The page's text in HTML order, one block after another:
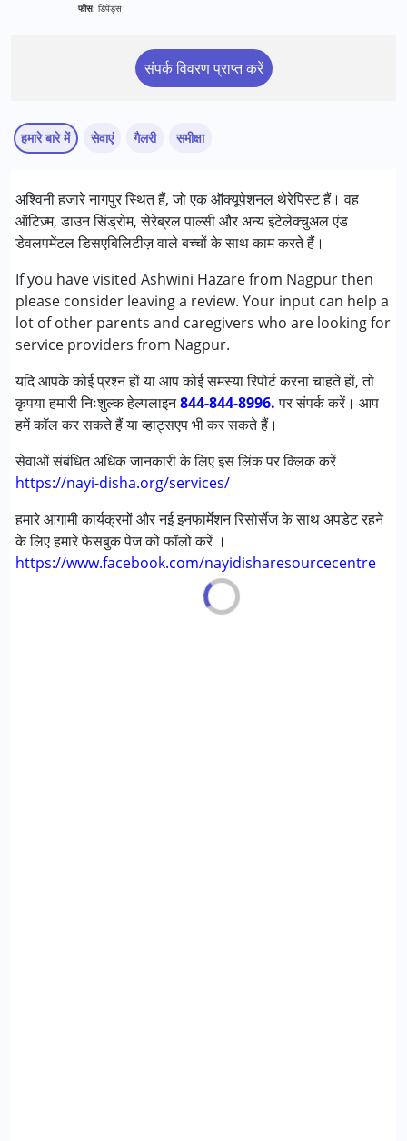
फीस: डिपेंड्स
संपर्क विवरण प्राप्त करें
हमारे बारे में
अश्विनी हजारे नागपुर स्थित हैं, जो एक ऑक्यूपेशनल थेरेपिस्ट हैं। वह
ऑटिज़्म, डाउन सिंड्रोम, सेरेब्रल पाल्सी और अन्य इंटेलेक्चुअल एंड
डेवलपमेंटल डिसएबिलिटीज़ वाले बच्चों के साथ काम करते हैं।
If you have visited Ashwini Hazare from Nagpur then
please consider leaving a review. Your input can help a
lot of other parents and caregivers who are looking for
service providers from Nagpur.
यदि आपके कोई प्रश्न हों या आप कोई समस्या रिपोर्ट करना चाहते हों, तो
कृपया हमारी निःशुल्क हेल्पलाइन844-844-8996.पर संपर्क करें। आप
हमें कॉल कर सकते हैं या व्हाट्सएप भी कर सकते हैं।
सेवाओं संबंधित अधिक जानकारी के लिए इस लिंक पर क्लिक करें
https://nayi-disha.org/services/
हमारे आगामी कार्यक्रमों और नई इनफार्मेशन रिसोर्सेज के साथ अपडेट रहने
के लिए हमारे फेसबुक पेज को फॉलो करें ।
https://www.facebook.com/nayidisharesourcecentre
सेवाएं
ऑक्यूपेशनल थेरेपी
निम्नलिखित विकलांगता संबंधित सेवाएं उपलब्ध :
अटेंशन डेफिसिट (हाइपरएक्टिविटी) डिसऑर्डर (एडीडी/एडीएचडी)
ऑटिज्म स्पेक्ट्रम डिसऑर्डर (ए एस डी )
सेरब्रल पाल्सी (सी पी )
डाउन सिंड्रोम (डी एस )
ग्लोबल डेवलपमेंटल डिले (एर्लियर टर्म वाज़ एमआर)
लर्निंग डिसेबिलिटीज़ (एलडी)
मल्टिपल डिसेबिलिटीज़ (एमडी)
सेंसरी प्रोसेसिंग डिसऑर्डर (SPD)
आयु वर्ग :0 - 5 वर्ष, 6 - 12 वर्ष
गैलरी समीक्षा